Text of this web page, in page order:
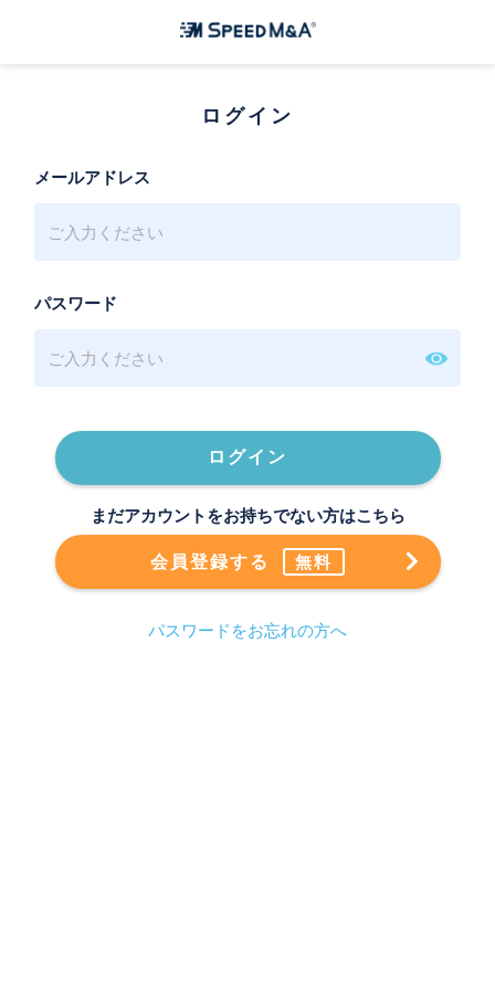
ログイン
メールアドレス
パスワード
ログイン
まだアカウントをお持ちでない方はこちら
会員登録する 無料
パスワードをお忘れの方へ